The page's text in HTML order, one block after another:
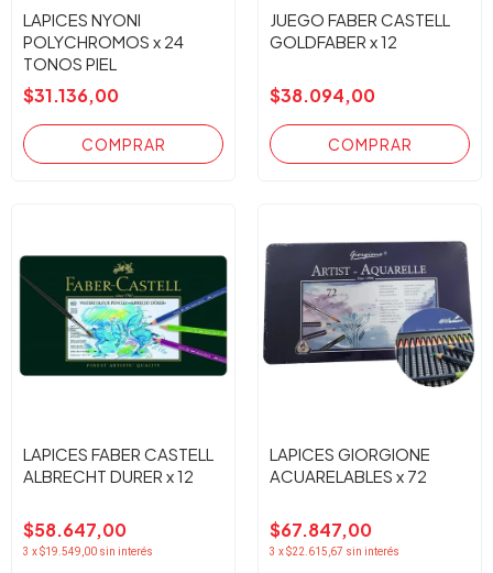
LAPICES NYONI
POLYCHROMOS x 24
TONOS PIEL
$31.136,00
JUEGO FABER CASTELL
GOLDFABER x 12
$38.094,00
LAPICES FABER CASTELL
ALBRECHT DURER x 12
$58.647,00
3 x$19.549,00 sin interés
LAPICES GIORGIONE
ACUARELABLES x 72
$67.847,00
3 x$22.615,67 sin interés